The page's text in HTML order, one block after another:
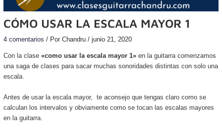
CÓMO USAR LA ESCALA MAYOR 1
4 comentarios / Por Chandru / junio 21, 2020
Con la clase «como usar la escala mayor 1»en la guitarra comenzamos
una saga de clases para sacar muchas sonoridades distintas con solo una
escala.
Antes de usar la escala mayor, te aconsejo que tengas claro como se
calculan los intervalos y obviamente como se tocan las escalas mayores
en la guitarra.